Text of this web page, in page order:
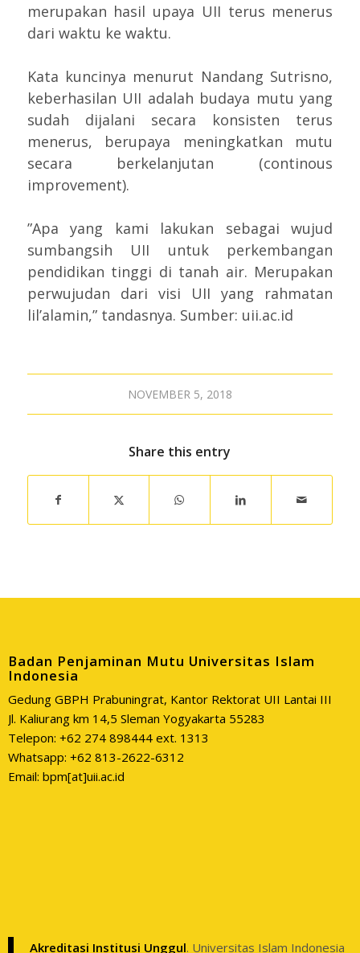
merupakan hasil upaya UII terus menerus
dari waktu ke waktu.
Kata kuncinya menurut Nandang Sutrisno,
keberhasilan UII adalah budaya mutu yang
sudah dijalani secara konsisten terus
menerus, berupaya meningkatkan mutu
secara berkelanjutan (continous
improvement).
”Apa yang kami lakukan sebagai wujud
sumbangsih UII untuk perkembangan
pendidikan tinggi di tanah air. Merupakan
perwujudan dari visi UII yang rahmatan
lil’alamin,” tandasnya. Sumber: uii.ac.id
NOVEMBER 5, 2018
Share this entry
Badan Penjaminan Mutu Universitas Islam
Indonesia
Gedung GBPH Prabuningrat, Kantor Rektorat UII Lantai III
Jl. Kaliurang km 14,5 Sleman Yogyakarta 55283
Telepon: +62 274 898444 ext. 1313
Whatsapp: +62 813-2622-6312
Email: bpm[at]uii.ac.id
Akreditasi Institusi Unggul. Universitas Islam Indonesia